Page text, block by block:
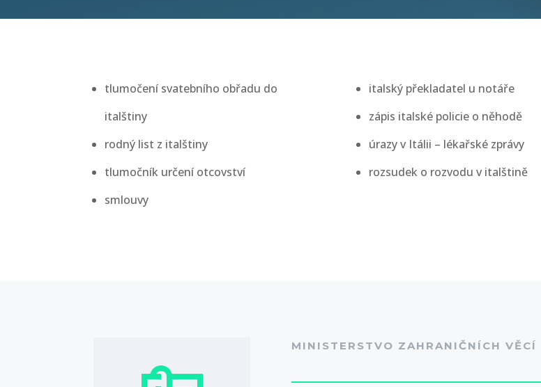
tlumočení svatebního obřadu do
italštiny
rodný list z italštiny
tlumočník určení otcovství
smlouvy
italský překladatel u notáře
zápis italské policie o něhodě
úrazy v Itálii – lékařské zprávy
rozsudek o rozvodu v italštině
MINISTERSTVO ZAHRANIČNÍCH VĚCÍ